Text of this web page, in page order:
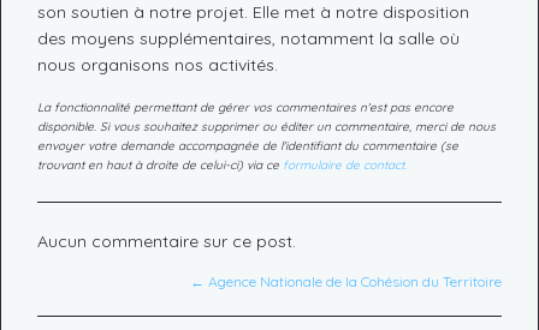
PRESSE
CONTACT
CONNEXION
son soutien à notre projet. Elle met à notre disposition
des moyens supplémentaires, notamment la salle où
nous organisons nos activités.
La fonctionnalité permettant de gérer vos commentaires n'est pas encore
disponible. Si vous souhaitez supprimer ou éditer un commentaire, merci de nous
envoyer votre demande accompagnée de l'identifiant du commentaire (se
trouvant en haut à droite de celui-ci) via ce formulaire de contact.
Aucun commentaire sur ce post.
← Agence Nationale de la Cohésion du Territoire